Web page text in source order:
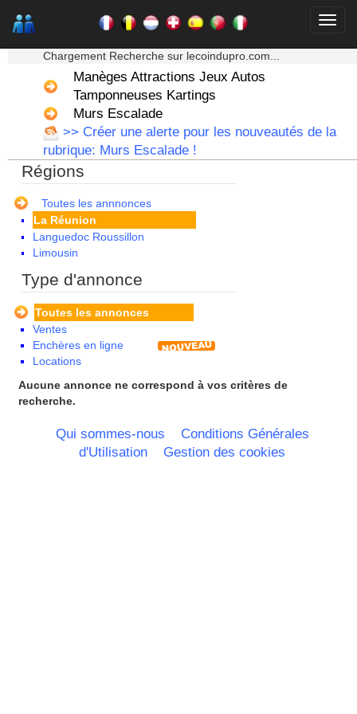
Chargement Recherche sur lecoindupro.com...
Manèges Attractions Jeux Autos
Tamponneuses Kartings
Murs Escalade
>> Créer une alerte pour les nouveautés de la
rubrique: Murs Escalade !
Régions
Toutes les annnonces
Auvergne
Bourgogne
Bretagne
Centre
Champagne Ardenne
Corse
Franche Comte - Suisse
Guadeloupe
Guyane
Haute Normandie
Ile de France
La Réunion
Languedoc Roussillon
Limousin
Martinique
Mayotte
Midi Pyrenees - Espagne -
Portugal
Nord Pas de Calais - Belgique -
Pays Bas
Pays de la Loire
Picardie
Principauté de Monaco
Provence Alpes Cote d'Azur -
Type d'annonce
Toutes les annonces
Ventes
Enchères en ligne
Locations
Aucune annonce ne correspond à vos critères de
recherche.
Qui sommes-nous
Conditions Générales
d'Utilisation
Gestion des cookies